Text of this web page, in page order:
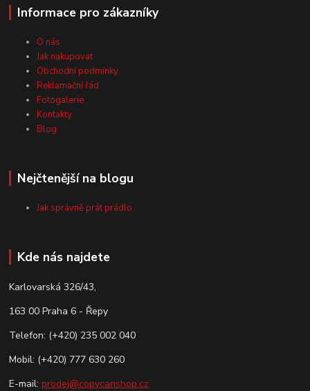
Informace pro zákazníky
O nás
Jak nakupovat
Obchodní podmínky
Reklamační řád
Fotogalerie
Kontakty
Blog
Nejčtenější na blogu
Jak správně prát prádlo
Kde nás najdete
Karlovarská 326/43,
163 00 Praha 6 - Řepy
Telefon: (+420) 235 002 040
Mobil: (+420) 777 630 260
E-mail: prodej@copycanshop.cz